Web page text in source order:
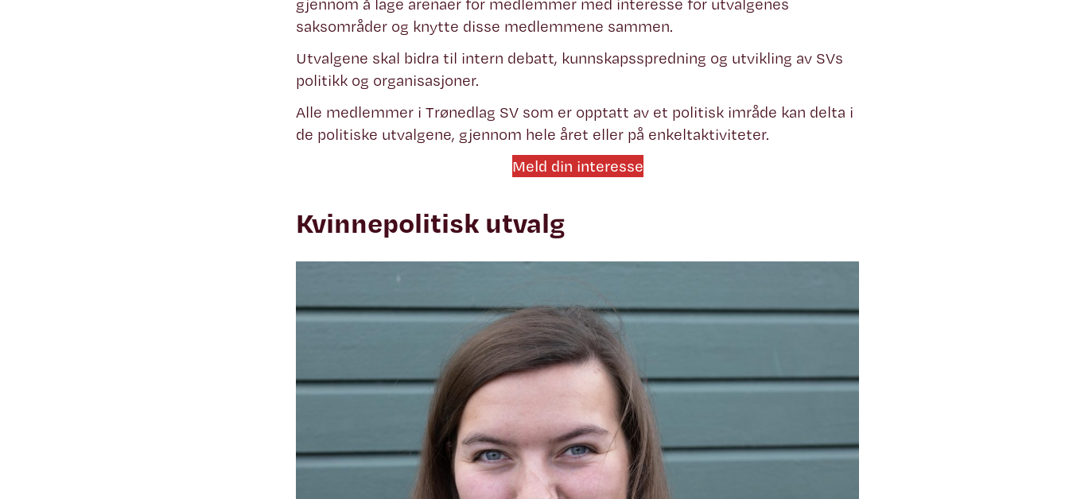
saksområder og knytte disse medlemmene sammen.
Utvalgene skal bidra til intern debatt, kunnskapsspredning og utvikling av SVs
politikk og organisasjoner.
Alle medlemmer i Trønedlag SV som er opptatt av et politisk imråde kan delta i
de politiske utvalgene, gjennom hele året eller på enkeltaktiviteter.
Meld din interesse
Kvinnepolitisk utvalg